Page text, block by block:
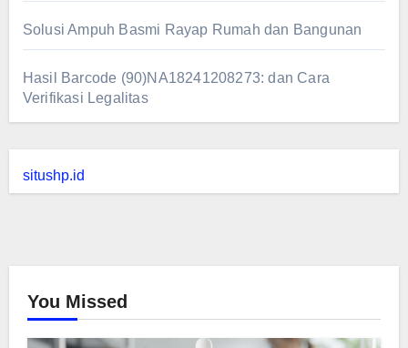
Solusi Ampuh Basmi Rayap Rumah dan Bangunan
Hasil Barcode (90)NA18241208273: dan Cara
Verifikasi Legalitas
situshp.id
You Missed